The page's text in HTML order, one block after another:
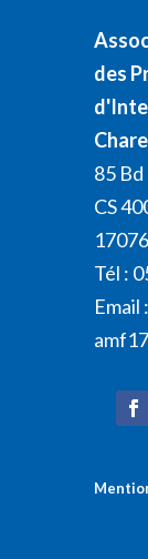
des
85
CS
Tél :
Email :